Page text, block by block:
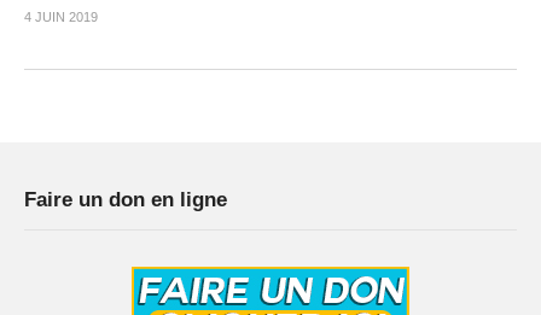
4 JUIN 2019
Faire un don en ligne